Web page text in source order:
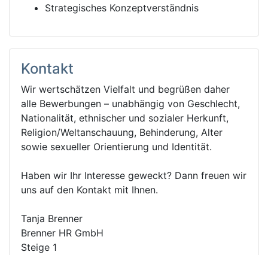
Strategisches Konzeptverständnis
Kontakt
Wir wertschätzen Vielfalt und begrüßen daher
alle Bewerbungen – unabhängig von Geschlecht,
Nationalität, ethnischer und sozialer Herkunft,
Religion/Weltanschauung, Behinderung, Alter
sowie sexueller Orientierung und Identität.
Haben wir Ihr Interesse geweckt? Dann freuen wir
uns auf den Kontakt mit Ihnen.
Tanja Brenner
Brenner HR GmbH
Steige 1